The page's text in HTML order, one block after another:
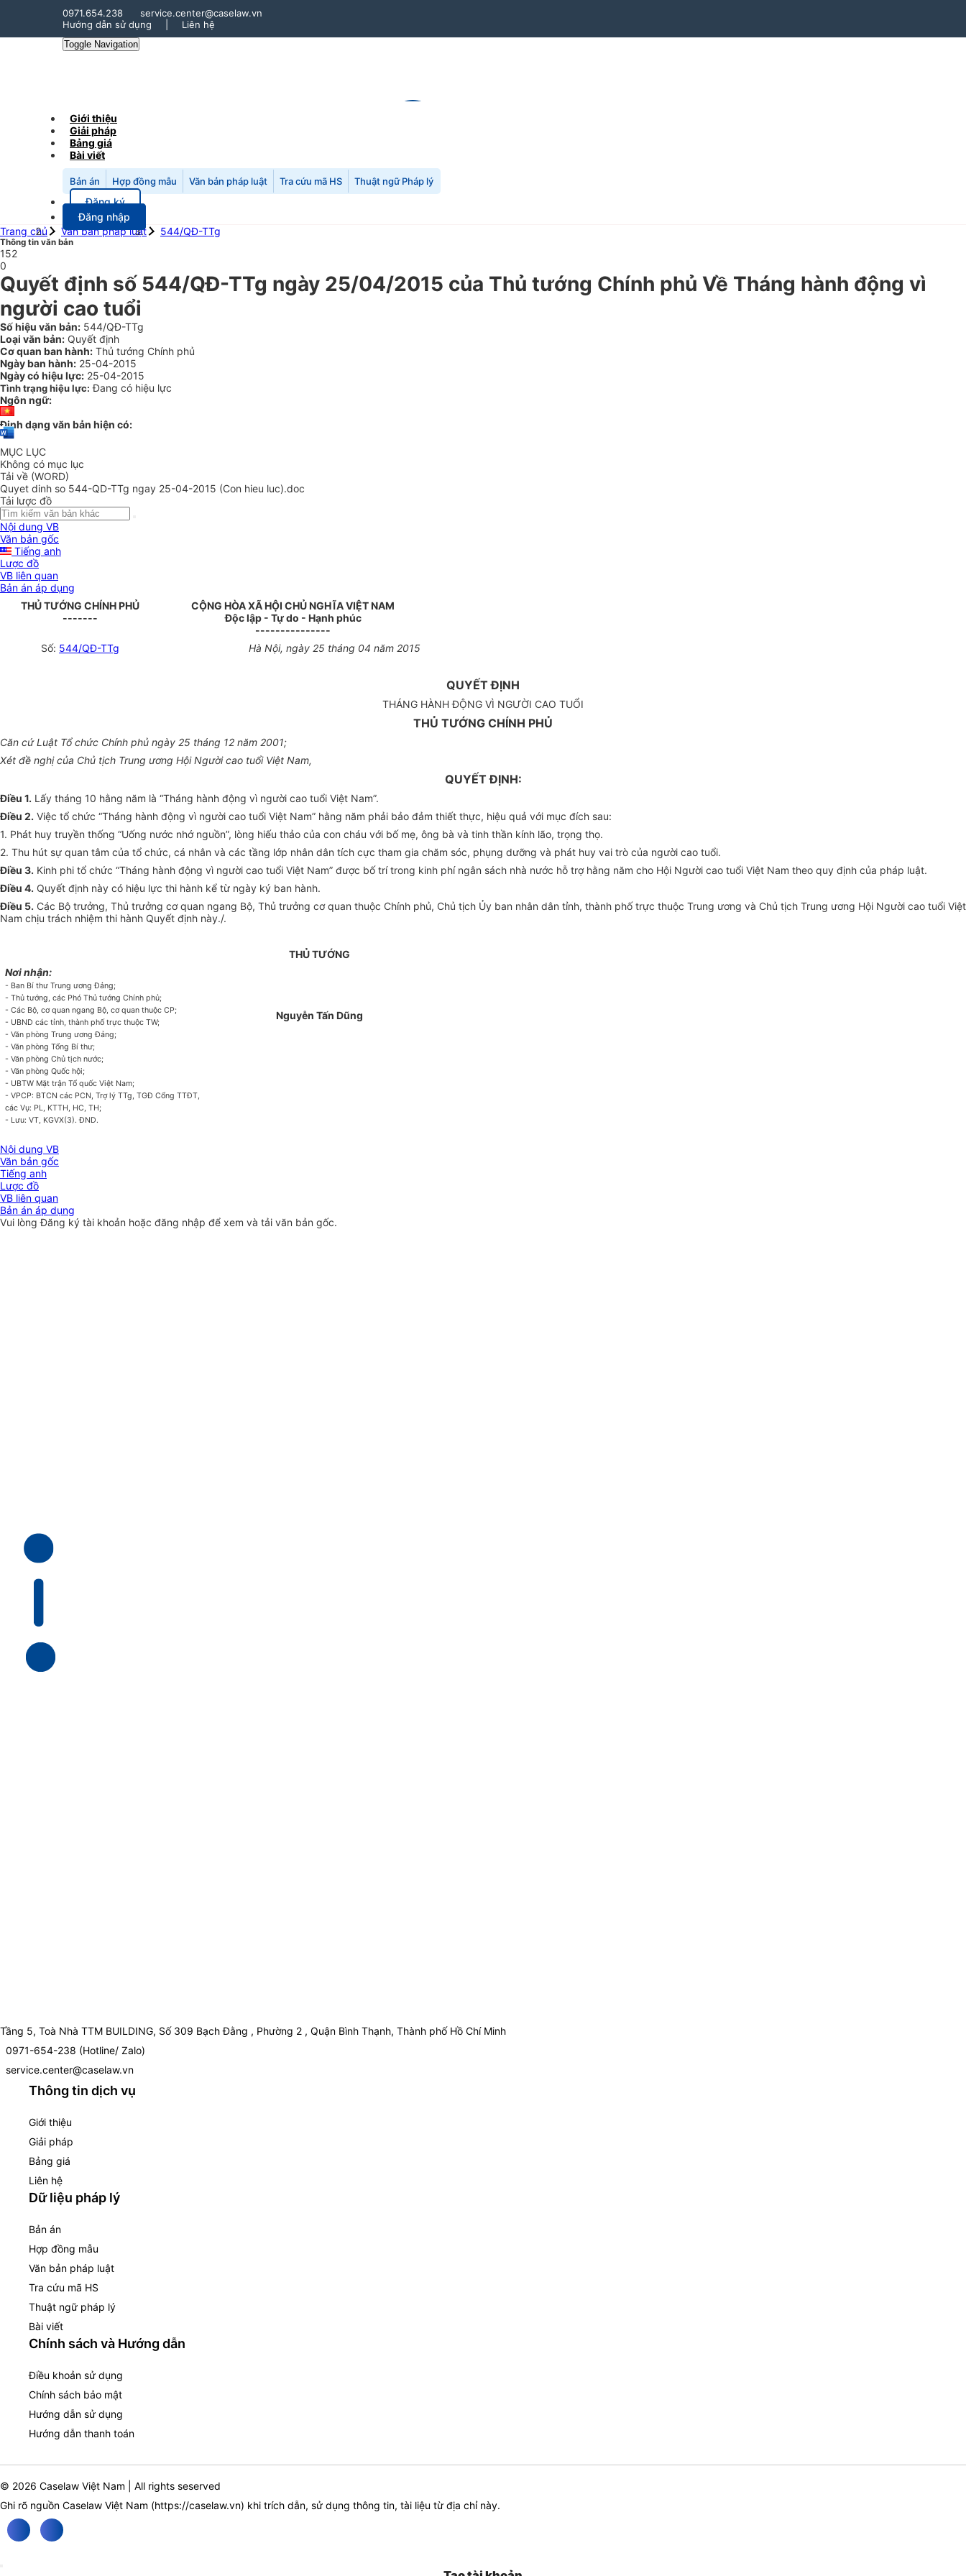
0971.654.238
service.center@caselaw.vn
Hướng dẫn sử dụng
Liên hệ
Toggle Navigation
Giới thiệu
Giải pháp
Bảng giá
Bài viết
Bản án Hợp đồng mẫu Văn bản pháp luật Tra cứu mã HS Thuật ngữ Pháp lý
Đăng ký
Đăng nhập
Trang chủ
Văn bản pháp luật 544/QĐ-TTg
Thông tin văn bản
152
0
Quyết định số 544/QĐ-TTg ngày 25/04/2015 của Thủ tướng Chính phủ Về Tháng hành động vì
người cao tuổi
Số hiệu văn bản: 544/QĐ-TTg
Loại văn bản: Quyết định
Cơ quan ban hành: Thủ tướng Chính phủ
Ngày ban hành: 25-04-2015
Ngày có hiệu lực: 25-04-2015
Tình trạng hiệu lực: Đang có hiệu lực
Ngôn ngữ:
Định dạng văn bản hiện có:
MỤC LỤC
Không có mục lục
Tải về (WORD)
Quyet dinh so 544-QD-TTg ngay 25-04-2015 (Con hieu luc).doc
Tải lược đồ
Nội dung VB
Văn bản gốc
Tiếng anh
Lược đồ
VB liên quan
Bản án áp dụng
THỦ TƯỚNG CHÍNH PHỦ
-------
CỘNG HÒA XÃ HỘI CHỦ NGHĨA VIỆT NAM
Độc lập - Tự do - Hạnh phúc
---------------
Số: 544/QĐ-TTg Hà Nội, ngày 25 tháng 04 năm 2015
QUYẾT ĐỊNH
THÁNG HÀNH ĐỘNG VÌ NGƯỜI CAO TUỔI
THỦ TƯỚNG CHÍNH PHỦ
Căn cứ Luật Tổ chức Chính phủ ngày 25 tháng 12 năm 2001;
Xét đề nghị của Chủ tịch Trung ương Hội Người cao tuổi Việt Nam,
QUYẾT ĐỊNH:
Điều 1. Lấy tháng 10 hằng năm là “Tháng hành động vì người cao tuổi Việt Nam”.
Điều 2. Việc tổ chức “Tháng hành động vì người cao tuổi Việt Nam” hằng năm phải bảo đảm thiết thực, hiệu quả với mục đích sau:
1. Phát huy truyền thống “Uống nước nhớ nguồn”, lòng hiếu thảo của con cháu với bố mẹ, ông bà và tinh thần kính lão, trọng thọ.
2. Thu hút sự quan tâm của tổ chức, cá nhân và các tầng lớp nhân dân tích cực tham gia chăm sóc, phụng dưỡng và phát huy vai trò của người cao tuổi.
Điều 3. Kinh phi tổ chức “Tháng hành động vì người cao tuổi Việt Nam” được bố trí trong kinh phí ngân sách nhà nước hỗ trợ hằng năm cho Hội Người cao tuổi Việt Nam theo quy định của pháp luật.
Điều 4. Quyết định này có hiệu lực thi hành kể từ ngày ký ban hành.
Điều 5. Các Bộ trưởng, Thủ trưởng cơ quan ngang Bộ, Thủ trưởng cơ quan thuộc Chính phủ, Chủ tịch Ủy ban nhân dân tỉnh, thành phố trực thuộc Trung ương và Chủ tịch Trung ương Hội Người cao tuổi Việt
Nam chịu trách nhiệm thi hành Quyết định này./.
Nơi nhận:
- Ban Bí thư Trung ương Đảng;
-Thủ tướng, các Phó Thủ tướng Chính phủ;
-Các Bộ, cơ quan ngang Bộ, cơ quan thuộc CP;
- UBND các tỉnh, thành phố trực thuộc TW;
-Văn phòng Trung ương Đảng;
-Văn phòng Tổng Bí thư;
-Văn phòng Chủ tịch nước;
-Văn phòng Quốc hội;
- UBTW Mặt trận Tổ quốc Việt Nam;
-VPCP: BTCN các PCN, Trợ lý TTg, TGĐ Cổng TTĐT,
các Vụ: PL, KTTH, HC, TH;
- Lưu: VT, KGVX(3). ĐND.
THỦ TƯỚNG
Nguyễn Tấn Dũng
Nội dung VB
Văn bản gốc
Tiếng anh
Lược đồ
VB liên quan
Bản án áp dụng
Vui lòngĐăng ký tài khoản hoặc đăng nhập để xem và tải văn bản gốc.
Tầng 5, Toà Nhà TTM BUILDING, Số 309 Bạch Đằng , Phường 2 , Quận Bình Thạnh, Thành phố Hồ Chí Minh
0971-654-238 (Hotline/ Zalo)
service.center@caselaw.vn
Thông tin dịch vụ
Giới thiệu
Giải pháp
Bảng giá
Liên hệ
Dữ liệu pháp lý
Bản án
Hợp đồng mẫu
Văn bản pháp luật
Tra cứu mã HS
Thuật ngữ pháp lý
Bài viết
Chính sách và Hướng dẫn
Điều khoản sử dụng
Chính sách bảo mật
Hướng dẫn sử dụng
Hướng dẫn thanh toán
© 2026 Caselaw Việt Nam | All rights seserved
Ghi rõ nguồn Caselaw Việt Nam (https://caselaw.vn) khi trích dẫn, sử dụng thông tin, tài liệu từ địa chỉ này.